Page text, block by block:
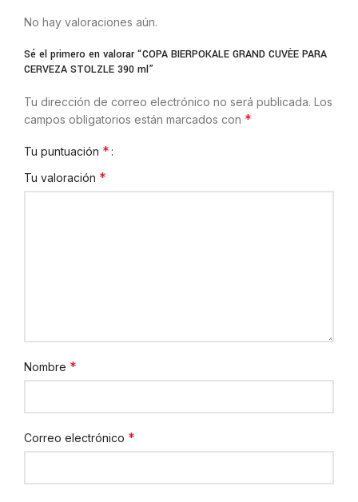
No hay valoraciones aún.
Sé el primero en valorar “COPA BIERPOKALE GRAND CUVÈE PARA
CERVEZA STOLZLE 390 ml”
Tu dirección de correo electrónico no será publicada. Los
campos obligatorios están marcados con *
Tu puntuación *
Tu valoración *
Nombre *
Correo electrónico *